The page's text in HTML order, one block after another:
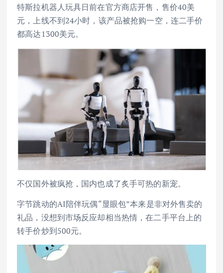
特斯拉机器人玩具日前在官方商店开售，售价40美
元，上线不到24小时，该产品被抢购一空，连二手价
都高达1300美元。
不仅国外被疯抢，国内也成了炙手可热的新宠。
字节跳动的AI陪伴玩偶“显眼包”本来是非对外售卖的
礼品，没想到市场反应却相当热情，在二手平台上的
转手价炒到500元。